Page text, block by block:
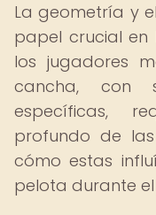
La geometría y
papel crucial en
los jugadores
cancha, con
específicas,
profundo de
cómo estas
pelota durante el